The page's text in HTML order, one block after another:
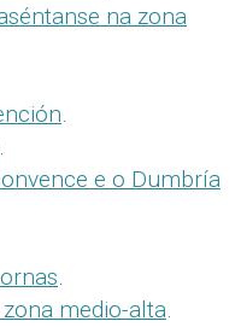
na zona
.
.
e o Dumbría
.
medio-alta.